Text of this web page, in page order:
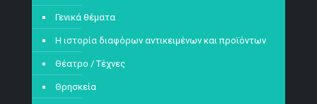
Γενικά θέματα
Η ιστορία διαφόρων αντικειμένων και προϊόντων
Θέατρο / Τέχνες
Θρησκεία